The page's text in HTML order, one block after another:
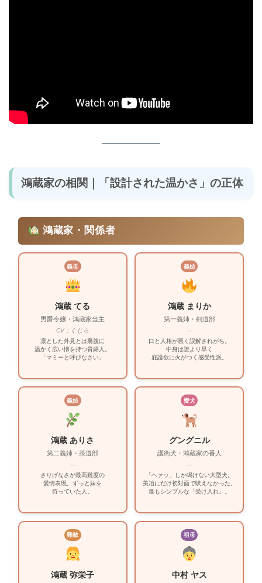
鴻蔵家の相関｜「設計された温かさ」の正体
鴻蔵家・関係者
義母
鴻蔵 てる
男爵令嬢・鴻蔵家当主
CV：くじら
凛とした外見とは裏腹に
温かく広い懐を持つ貴婦人。
「マミーと呼びなさい」
義姉
鴻蔵 まりか
第一義姉・剣道部
—
口と人相が悪く誤解されがち。
中身は誰より早く
庇護欲に火がつく感受性派。
義姉
鴻蔵 ありさ
第二義姉・茶道部
—
さりげなさが最高難度の
愛情表現。ずっと妹を
待っていた人。
愛犬
グングニル
護衛犬・鴻蔵家の番人
—
「ヘァッ」しか鳴けない大型犬。
美冶にだけ初対面で吠えなかった。
最もシンプルな「受け入れ」。
難敵
鴻蔵 弥栄子
祖母
中村 ヤス